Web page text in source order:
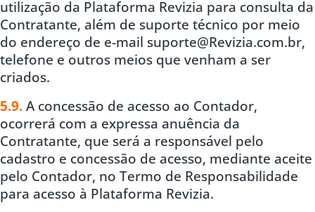
utilização da Plataforma Revizia para consulta da
Contratante, além de suporte técnico por meio
do endereço de e-mail suporte@Revizia.com.br,
telefone e outros meios que venham a ser
criados.
5.9. A concessão de acesso ao Contador,
ocorrerá com a expressa anuência da
Contratante, que será a responsável pelo
cadastro e concessão de acesso, mediante aceite
pelo Contador, no Termo de Responsabilidade
para acesso à Plataforma Revizia.